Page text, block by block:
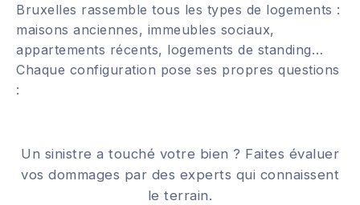
Bruxelles rassemble tous les types de logements :
maisons anciennes, immeubles sociaux,
appartements récents, logements de standing…
Chaque configuration pose ses propres questions
:
Un sinistre a touché votre bien ? Faites évaluer
vos dommages par des experts qui connaissent
le terrain.